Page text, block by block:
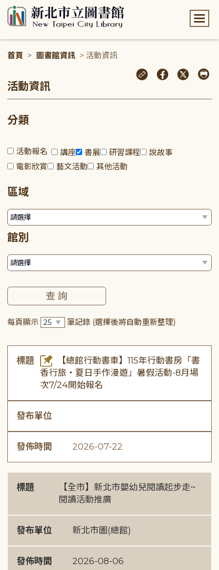
首頁 > 圖書館資訊 > 活動資訊
活動資訊
分類
活動報名 講座 書展 研習課程
說故事
電影欣賞
藝文活動 其他活動
區域
館別
每頁顯示 筆記錄 (選擇後將自動重新整理)
標題
【總館行動書車】115年行動書房「書
香行旅・夏日手作漫遊」暑假活動-8月場
次7/24開始報名
發布單位
發佈時間 2026-07-22
標題
【全市】新北市嬰幼兒閱讀起步走~
閱讀活動推廣
發布單位 新北市圖(總館)
發佈時間 2026-08-06